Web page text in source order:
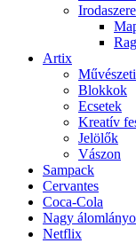
Artix
Blokkok
Ecsetek
Kreatív
Jelölők
Vászon
Sampack
Cervantes
Coca-Cola
Nagy
Netflix